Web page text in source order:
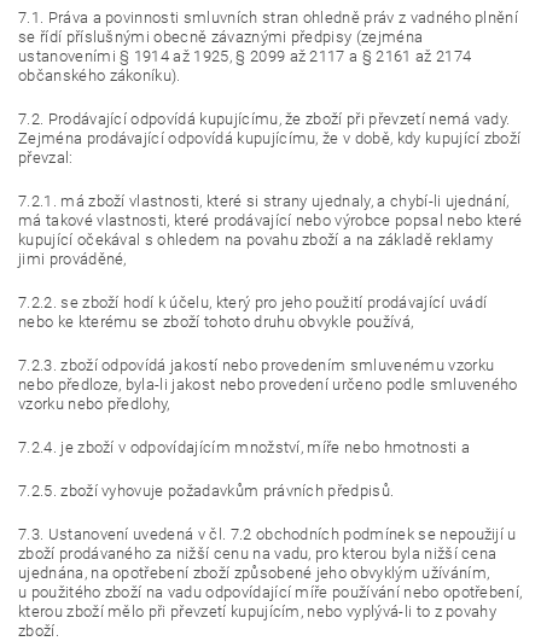
7.1. Práva a povinnosti smluvních stran ohledně práv z vadného plnění
se řídí příslušnými obecně závaznými předpisy (zejména
ustanoveními § 1914 až 1925, § 2099 až 2117 a § 2161 až 2174
občanského zákoníku).
7.2. Prodávající odpovídá kupujícímu, že zboží při převzetí nemá vady.
Zejména prodávající odpovídá kupujícímu, že v době, kdy kupující zboží
převzal:
7.2.1. má zboží vlastnosti, které si strany ujednaly, a chybí-li ujednání,
má takové vlastnosti, které prodávající nebo výrobce popsal nebo které
kupující očekával s ohledem na povahu zboží a na základě reklamy
jimi prováděné,
7.2.2. se zboží hodí k účelu, který pro jeho použití prodávající uvádí
nebo ke kterému se zboží tohoto druhu obvykle používá,
7.2.3. zboží odpovídá jakostí nebo provedením smluvenému vzorku
nebo předloze, byla-li jakost nebo provedení určeno podle smluveného
vzorku nebo předlohy,
7.2.4. je zboží v odpovídajícím množství, míře nebo hmotnosti a
7.2.5. zboží vyhovuje požadavkům právních předpisů.
7.3. Ustanovení uvedená v čl. 7.2 obchodních podmínek se nepoužijí u
zboží prodávaného za nižší cenu na vadu, pro kterou byla nižší cena
ujednána, na opotřebení zboží způsobené jeho obvyklým užíváním,
u použitého zboží na vadu odpovídající míře používání nebo opotřebení,
kterou zboží mělo při převzetí kupujícím, nebo vyplývá-li to z povahy
zboží.